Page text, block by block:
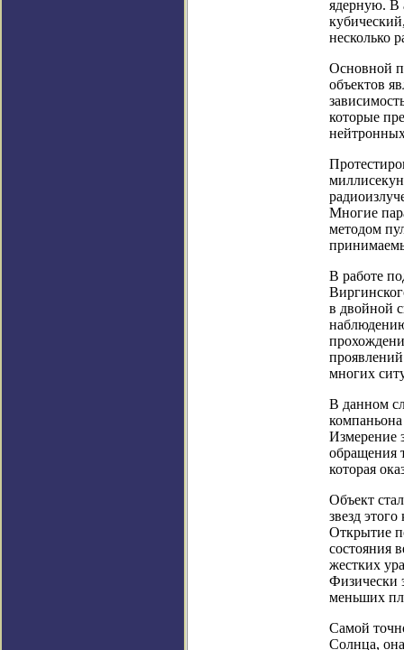
ядерную. В
несколько
Основной
объектов
которые
Многие
методом
В работе
в двойной
многих
В данном
Измерение
обращения
которая
Объект
звезд
Открытие
состояния
жестких
Физически
меньших
Самой
Солнца,